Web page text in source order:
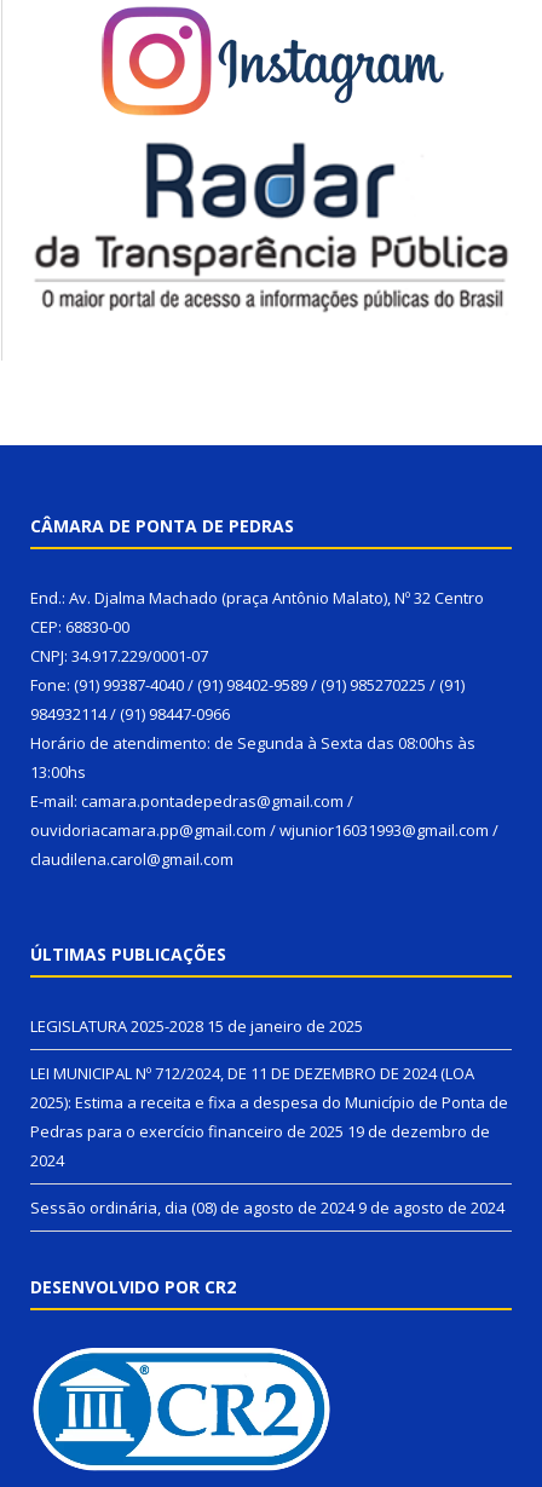
CÂMARA DE PONTA DE PEDRAS
End.: Av. Djalma Machado (praça Antônio Malato), Nº 32 Centro
CEP: 68830-00
CNPJ: 34.917.229/0001-07
Fone: (91) 99387-4040 / (91) 98402-9589 / (91) 985270225 / (91)
984932114 / (91) 98447-0966
Horário de atendimento: de Segunda à Sexta das 08:00hs às
13:00hs
E-mail: camara.pontadepedras@gmail.com /
ouvidoriacamara.pp@gmail.com / wjunior16031993@gmail.com /
claudilena.carol@gmail.com
ÚLTIMAS PUBLICAÇÕES
LEGISLATURA 2025-2028 15 de janeiro de 2025
LEI MUNICIPAL Nº 712/2024, DE 11 DE DEZEMBRO DE 2024 (LOA
2025): Estima a receita e fixa a despesa do Município de Ponta de
Pedras para o exercício financeiro de 2025 19 de dezembro de
2024
Sessão ordinária, dia (08) de agosto de 20249 de agosto de 2024
DESENVOLVIDO POR CR2